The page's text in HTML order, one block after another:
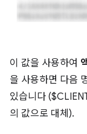
이 값을 사용하여
을 사용하면 다음
있습니다
의 값으로 대체).